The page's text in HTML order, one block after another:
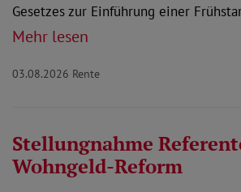
Gesetzes zur Einführung einer
Mehr lesen
03.08.2026 Rente
Stellungnahme
Wohngeld-Reform